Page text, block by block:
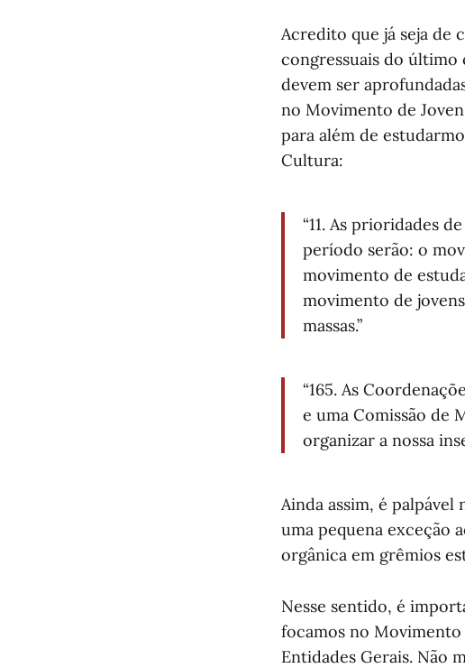
Acredito que já seja de
congressuais do último
devem ser
no Movimento de
para além de
Cultura:
“11. As prioridades
período serão: o
movimento de
movimento de
massas.”
“165. As
e uma Comissão de
organizar a nossa
Ainda assim, é
uma pequena exceção
orgânica em grêmios
Nesse sentido, é
focamos no
Entidades Gerais. Não